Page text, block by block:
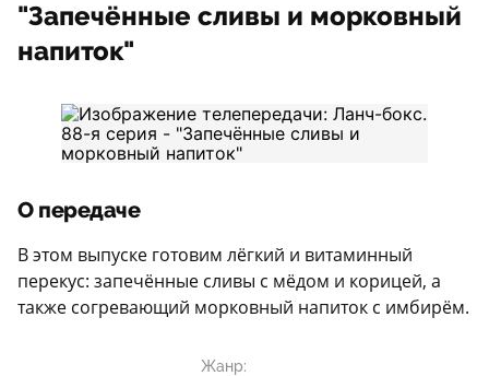
"Запечённые сливы и морковный
напиток"
О передаче
В этом выпуске готовим лёгкий и витаминный
перекус: запечённые сливы с мёдом и корицей, а
также согревающий морковный напиток с имбирём.
Жанр: